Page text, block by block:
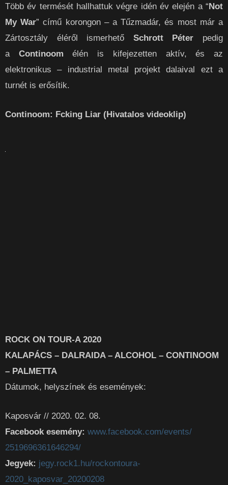
Több év termését hallhattuk végre idén év elején a “Not
My War” című korongon – a Tűzmadár, és most már a
Zártosztály éléről ismerhető Schrott Péter pedig
a Continoom élén is kifejezetten aktív, és az
elektronikus – industrial metal projekt dalaival ezt a
turnét is erősítik.
Continoom: Fcking Liar (Hivatalos videoklip)
ROCK ON TOUR-A 2020
KALAPÁCS – DALRAIDA – ALCOHOL – CONTINOOM
– PALMETTA
Dátumok, helyszínek és események:
Kaposvár // 2020. 02. 08.
Facebook esemény: www.facebook.com/events/
2519696361646294/
Jegyek: jegy.rock1.hu/rockontoura-
2020_kaposvar_20200208